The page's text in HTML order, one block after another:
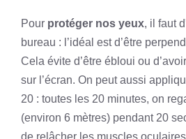
Pour protéger nos yeux, il faut
bureau : l’idéal est d’être
Cela évite d’être ébloui ou
sur l’écran. On peut aussi
20 : toutes les 20 minutes, on
(environ 6 mètres) pendant 20
de relâcher les muscles